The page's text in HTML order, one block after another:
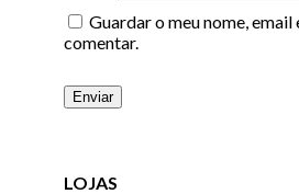
Guardar o meu nome,
comentar.
LOJAS